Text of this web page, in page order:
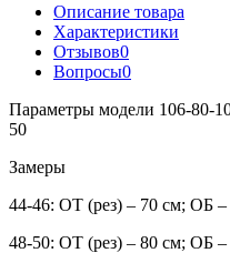
Описание товара
Характеристики
Отзывов0
Вопросы0
Параметры модели 106-80-
50
Замеры
44-46: ОТ (рез) – 70 см; ОБ
48-50: ОТ (рез) – 80 см; ОБ